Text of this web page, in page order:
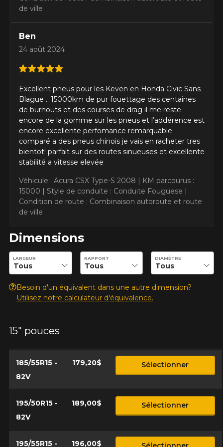
de ville
Ben
24 août 2024
Excellent pneus pour les Keven en Honda Civic Sans
Blague .. 15000km de pur fouettage des centaines
de burnouts et des courses de drag il me reste
encore de la gomme sur les pneus et l’addérence est
encore excellente perfomance remarquable
comparé a des pneus chinois je vais en racheter tres
bientot! parfait sur des routes sinueuses et excellente
stabilité a vitesse elevée
Véhicule : Acura CSX Type-S 2008 | KM parcourus :
15000 | Style de conduite : Conduite Fouguese |
Condition de route : Combinaison autoroute et route
de ville
Dimensions
Entrez les dimensions souhaitées pour vérifier la disponibilité
LARGEUR RAPPORT DIAMÈTRE
Besoin d'un équivalent dans une autre dimension?
Utilisez notre calculateur d'équivalence.
15" pouces
185/55R15 -
82V
179,20$ Sélectionner
195/50R15 -
82V
189,00$ Sélectionner
195/55R15 -
196,00$
AJOUTER UN AVIS
Votre avis concernant le
ADVAN FLEVA V701
Nom
Votre véhicule
Année
Modèle